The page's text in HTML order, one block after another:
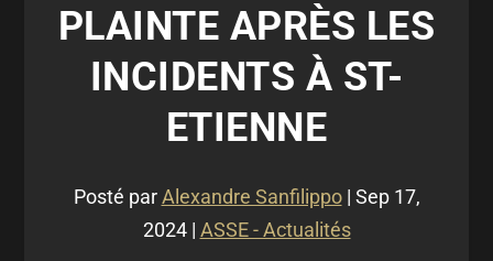
PLAINTE APRÈS LES
INCIDENTS À ST-
ETIENNE
Posté parAlexandre Sanfilippo| Sep 17,
2024| ASSE - Actualités